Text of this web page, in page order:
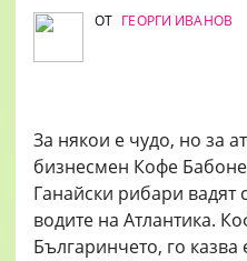
ОТ ГЕОРГИ ИВАНОВ
За някои е чудо, но за
бизнесмен Кофе
Ганайски рибари вадят
водите на Атлантика.
Българинчето, го казва